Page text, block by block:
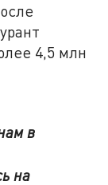
4,5 млн
в
на